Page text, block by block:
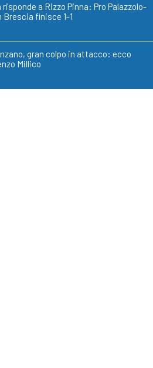
risponde a Rizzo Pinna: Pro Palazzolo-
Brescia finisce 1-1
gran colpo in attacco: ecco
Millico